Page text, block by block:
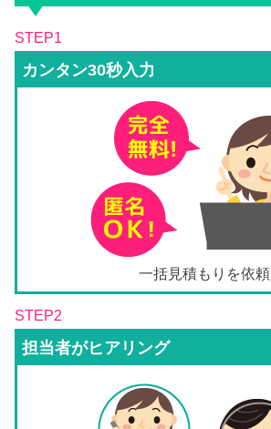
STEP1
カンタン30秒入力
一括見積もりを依頼
STEP2
担当者がヒアリング